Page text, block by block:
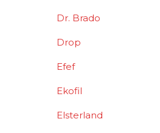
Dr. Brado
Drop
Efef
Ekofil
Elsterland